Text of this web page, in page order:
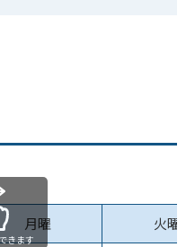
月曜 火曜
きます